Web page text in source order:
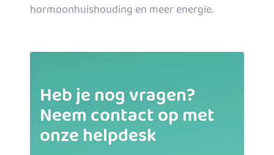
hormoonhuishouding en meer energie.
Heb je nog vragen?
Neem contact op met
onze helpdesk